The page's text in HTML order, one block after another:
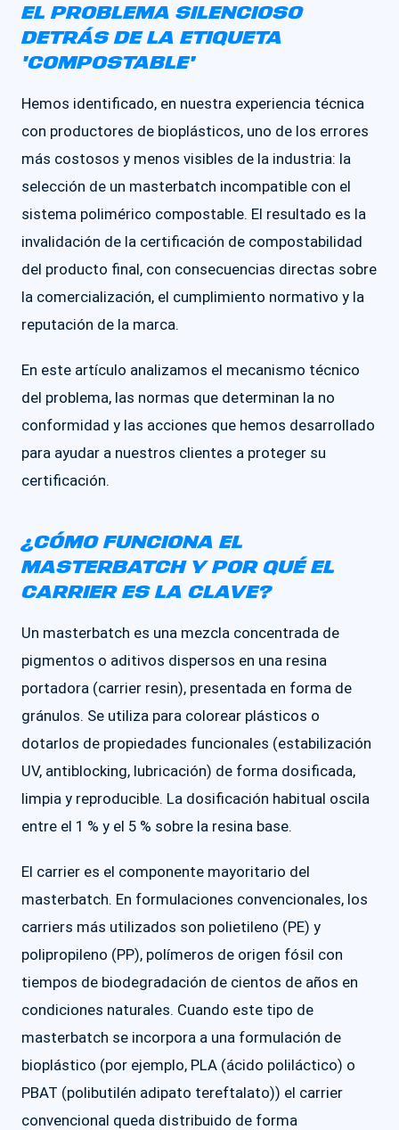
EL PROBLEMA SILENCIOSO
DETRÁS DE LA ETIQUETA
'COMPOSTABLE'
Hemos identificado, en nuestra experiencia técnica
con productores de bioplásticos, uno de los errores
más costosos y menos visibles de la industria: la
selección de un masterbatch incompatible con el
sistema polimérico compostable. El resultado es la
invalidación de la certificación de compostabilidad
del producto final, con consecuencias directas sobre
la comercialización, el cumplimiento normativo y la
reputación de la marca.
En este artículo analizamos el mecanismo técnico
del problema, las normas que determinan la no
conformidad y las acciones que hemos desarrollado
para ayudar a nuestros clientes a proteger su
certificación.
¿CÓMO FUNCIONA EL
MASTERBATCH Y POR QUÉ EL
CARRIER ES LA CLAVE?
Un masterbatch es una mezcla concentrada de
pigmentos o aditivos dispersos en una resina
portadora (carrier resin), presentada en forma de
gránulos. Se utiliza para colorear plásticos o
dotarlos de propiedades funcionales (estabilización
UV, antiblocking, lubricación) de forma dosificada,
limpia y reproducible. La dosificación habitual oscila
entre el 1 % y el 5 % sobre la resina base.
El carrier es el componente mayoritario del
masterbatch. En formulaciones convencionales, los
carriers más utilizados son polietileno (PE) y
polipropileno (PP), polímeros de origen fósil con
tiempos de biodegradación de cientos de años en
condiciones naturales. Cuando este tipo de
masterbatch se incorpora a una formulación de
bioplástico (por ejemplo, PLA (ácido poliláctico) o
PBAT (polibutilén adipato tereftalato)) el carrier
convencional queda distribuido de forma